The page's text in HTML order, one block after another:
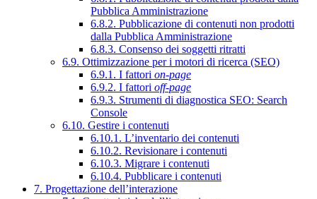
Pubblica Amministrazione
6.8.2. Pubblicazione di contenuti non prodotti
dalla Pubblica Amministrazione
6.8.3. Consenso dei soggetti ritratti
6.9. Ottimizzazione per i motori di ricerca (SEO)
6.9.1. I fattori on-page
6.9.2. I fattori off-page
6.9.3. Strumenti di diagnostica SEO: Search
Console
6.10. Gestire i contenuti
6.10.1. L’inventario dei contenuti
6.10.2. Revisionare i contenuti
6.10.3. Migrare i contenuti
6.10.4. Pubblicare i contenuti
7. Progettazione dell’interazione